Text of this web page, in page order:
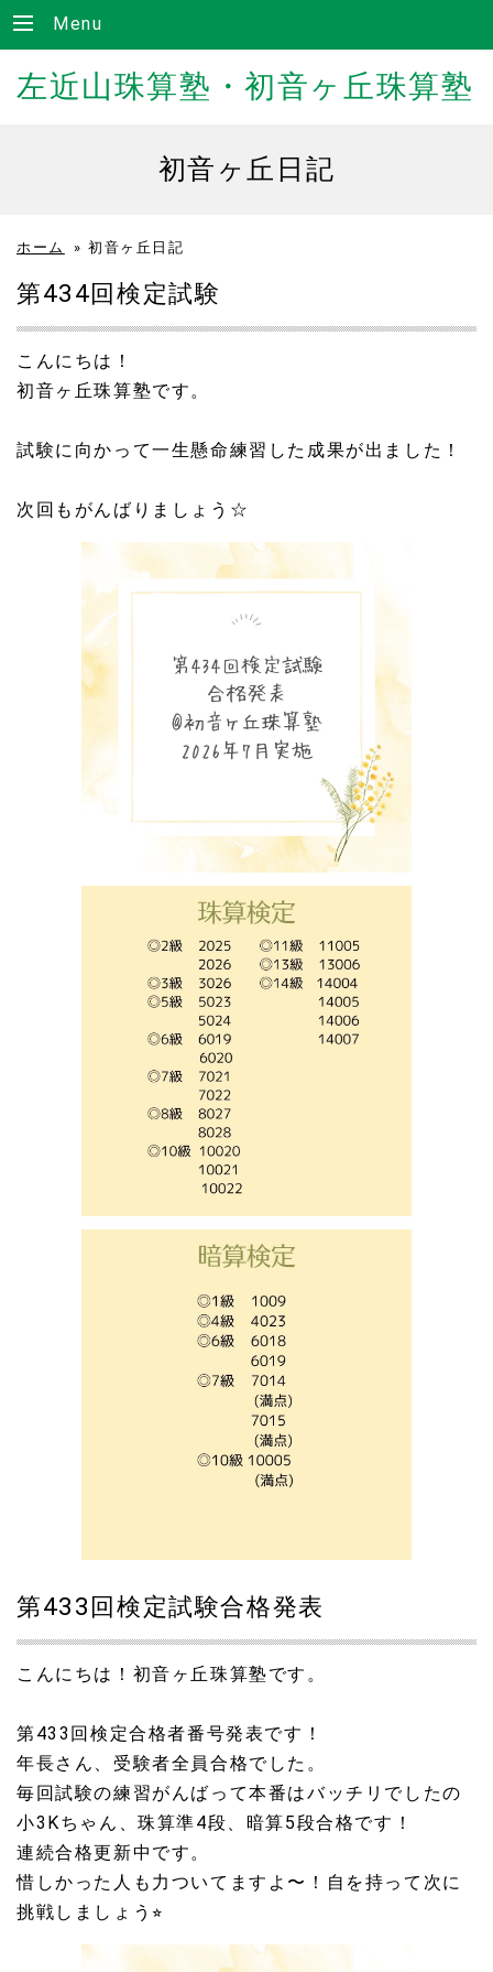
Menu
左近山珠算塾・初音ヶ丘珠算塾
初音ヶ丘日記
ホーム » 初音ヶ丘日記
第434回検定試験
こんにちは！
初音ヶ丘珠算塾です。
試験に向かって一生懸命練習した成果が出ました！
次回もがんばりましょう☆
第433回検定試験合格発表
こんにちは！初音ヶ丘珠算塾です。
第433回検定合格者番号発表です！
年長さん、受験者全員合格でした。
毎回試験の練習がんばって本番はバッチリでしたの
小3Kちゃん、珠算準4段、暗算5段合格です！
連続合格更新中です。
惜しかった人も力ついてますよ〜！自を持って次に
挑戦しましょう⭐︎